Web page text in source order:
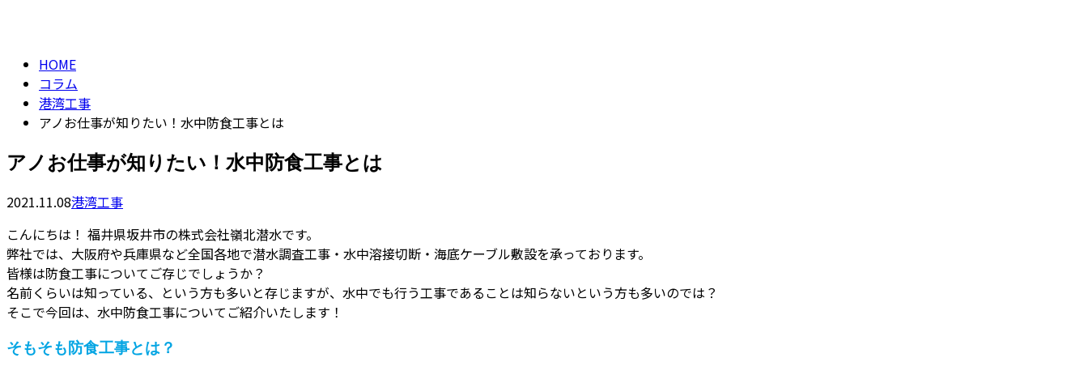
HOME
コラム
港湾工事
アノお仕事が知りたい！水中防食工事とは
アノお仕事が知りたい！水中防食工事とは
2021.11.08港湾工事
こんにちは！ 福井県坂井市の株式会社嶺北潜水です。
弊社では、大阪府や兵庫県など全国各地で潜水調査工事・水中溶接切断・海底ケーブル敷設を承っております。
皆様は防食工事についてご存じでしょうか？
名前くらいは知っている、という方も多いと存じますが、水中でも行う工事であることは知らないという方も多いのでは？
そこで今回は、水中防食工事についてご紹介いたします！
そもそも防食工事とは？